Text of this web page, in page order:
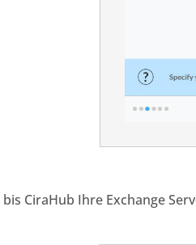
bis CiraHub Ihre Exchange